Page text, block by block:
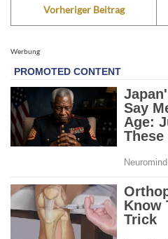
Vorheriger Beitrag
Werbung